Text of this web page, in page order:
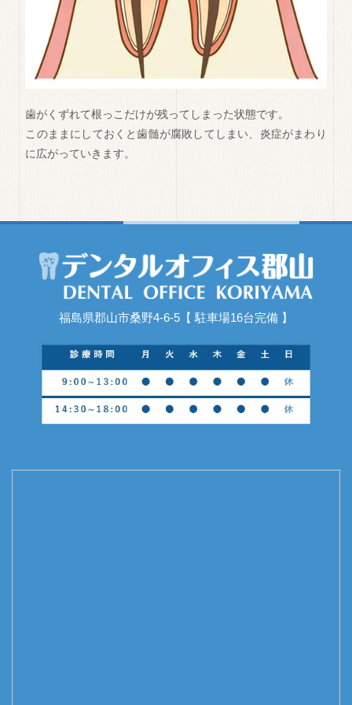
歯がくずれて根っこだけが残ってしまった状態です。
このままにしておくと歯髄が腐敗してしまい、炎症がまわり
に広がっていきます。
福島県郡山市桑野4-6-5【 駐車場16台完備 】